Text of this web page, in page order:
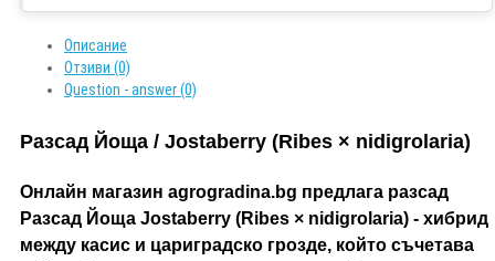
Описание
Отзиви (0)
Question - answer (0)
Разсад Йоща / Jostaberry (Ribes × nidigrolaria)
Онлайн магазин agrogradina.bg предлага разсад
Разсад Йоща Jostaberry (Ribes × nidigrolaria) - хибрид
между касис и цариградско грозде, който съчетава